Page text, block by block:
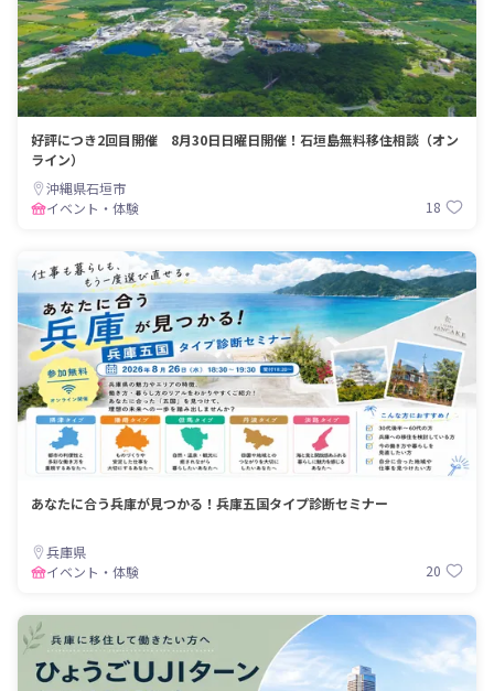
好評につき2回目開催 8月30日日曜日開催！石垣島無料移住相談（オン
ライン）
沖縄県石垣市
イベント・体験
18
あなたに合う兵庫が見つかる！兵庫五国タイプ診断セミナー
兵庫県
イベント・体験
20